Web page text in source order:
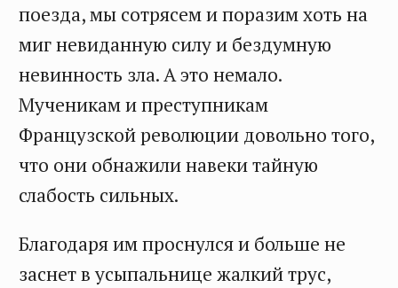
поезда, мы сотрясем и поразим хоть на
миг невиданную силу и бездумную
невинность зла. А это немало.
Мученикам и преступникам
Французской революции довольно того,
что они обнажили навеки тайную
слабость сильных.
Благодаря им проснулся и больше не
заснет в усыпальнице жалкий трус,